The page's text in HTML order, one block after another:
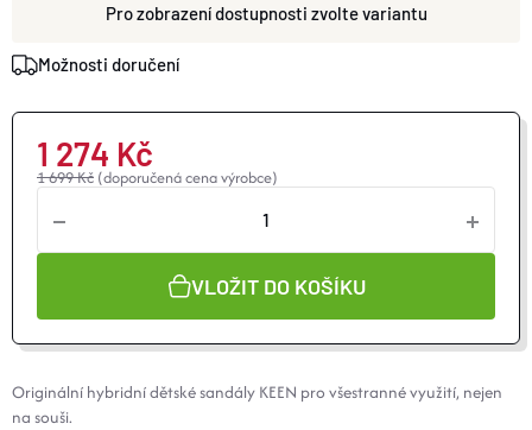
zvolte variantu
Možnosti doručení
1 699 Kč (doporučená cena výrobce)
1 274 Kč
VLOŽIT DO KOŠÍKU
Originální hybridní dětské sandály KEEN pro všestranné využití, nejen
na souši.